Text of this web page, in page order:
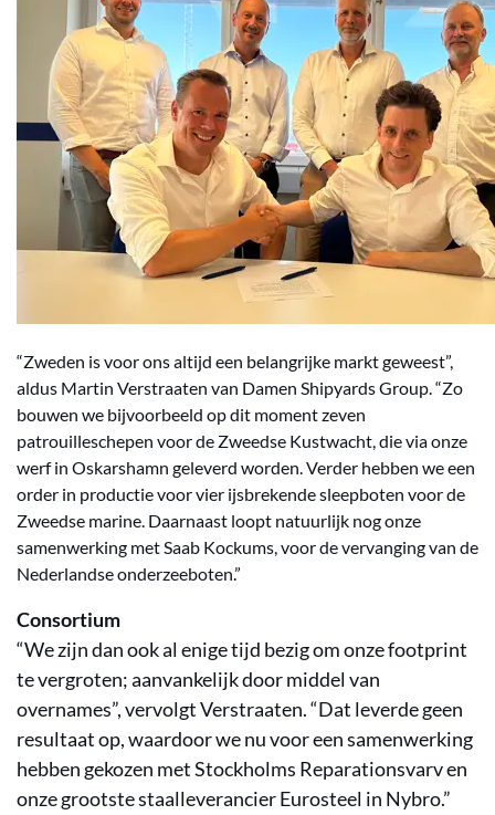
“Zweden is voor ons altijd een belangrijke markt geweest”,
aldus Martin Verstraaten van Damen Shipyards Group. “Zo
bouwen we bijvoorbeeld op dit moment zeven
patrouilleschepen voor de Zweedse Kustwacht, die via onze
werf in Oskarshamn geleverd worden. Verder hebben we een
order in productie voor vier ijsbrekende sleepboten voor de
Zweedse marine. Daarnaast loopt natuurlijk nog onze
samenwerking met Saab Kockums, voor de vervanging van de
Nederlandse onderzeeboten.”
Consortium
“We zijn dan ook al enige tijd bezig om onze footprint
te vergroten; aanvankelijk door middel van
overnames”, vervolgt Verstraaten. “Dat leverde geen
resultaat op, waardoor we nu voor een samenwerking
hebben gekozen met Stockholms Reparationsvarv en
onze grootste staalleverancier Eurosteel in Nybro.”